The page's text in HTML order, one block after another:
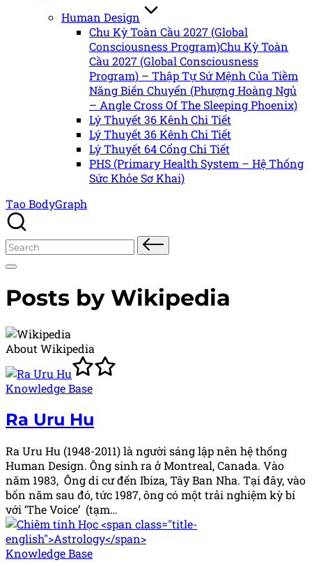
Human Design
Chu Kỳ Toàn Cầu 2027 (Global
Consciousness Program)Chu Kỳ Toàn
Cầu 2027 (Global Consciousness
Program) – Thập Tự Sứ Mệnh Của Tiềm
Năng Biến Chuyển (Phượng Hoàng Ngủ
– Angle Cross Of The Sleeping Phoenix)
Lý Thuyết 36 Kênh Chi Tiết
Lý Thuyết 36 Kênh Chi Tiết
Lý Thuyết 64 Cổng Chi Tiết
PHS (Primary Health System – Hệ Thống
Sức Khỏe Sơ Khai)
Tạo BodyGraph
Search
for:
Posts by Wikipedia
About Wikipedia
Posted
Knowledge Base
Ra Uru Hu
Ra Uru Hu (1948-2011) là người sáng lập nên hệ thống
Human Design. Ông sinh ra ở Montreal, Canada. Vào
năm 1983, Ông di cư đến Ibiza, Tây Ban Nha. Tại đây, vào
bốn năm sau đó, tức 1987, ông có một trải nghiệm kỳ bí
với ‘The Voice’ (tạm…
Posted
Knowledge Base